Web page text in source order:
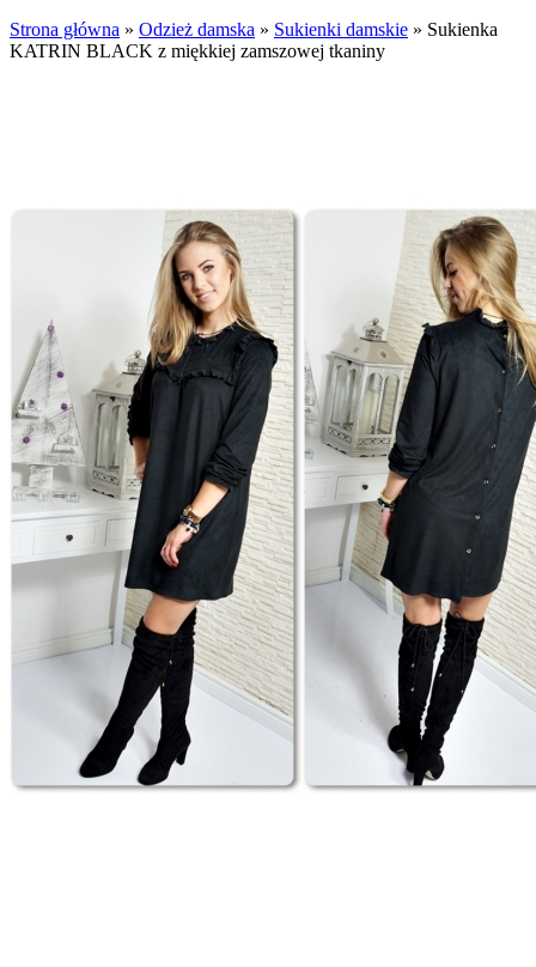
Strona główna » Odzież damska » Sukienki damskie » Sukienka
KATRIN BLACK z miękkiej zamszowej tkaniny